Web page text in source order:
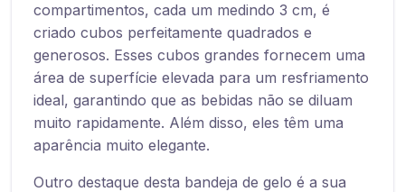
compartimentos, cada um medindo 3 cm, é
criado cubos perfeitamente quadrados e
generosos. Esses cubos grandes fornecem uma
área de superfície elevada para um resfriamento
ideal, garantindo que as bebidas não se diluam
muito rapidamente. Além disso, eles têm uma
aparência muito elegante.
Outro destaque desta bandeja de gelo é a sua